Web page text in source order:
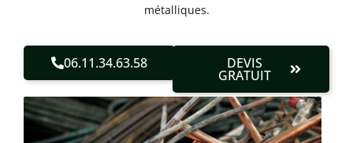
métalliques.
06.11.34.63.58 DEVIS
GRATUIT